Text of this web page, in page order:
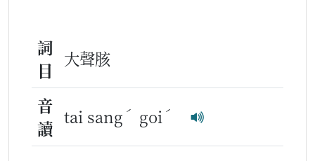
詞
目
大聲胲
音
讀
tai sang ˊ goi ˊ